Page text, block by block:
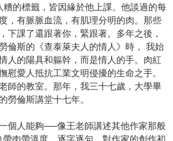
糟的標籤，皆因緣於他上課。他談過的每
，有脈脈血流，有肌理分明的肉。那些
下課了還跟著你，緊跟著。多年之後，
倫斯的《查泰萊夫人的情人》時， 我始
人的陽具和軀幹，而是情人的手。肉紅
慰愛人抵抗工業文明侵擾的生命之手。
師的教室。那年，我三十七歲，大學畢
勞倫斯講堂十七年。
個人能夠──像王老師講述其他作家那般
肉帶溫度，逐字逐句，對作家的創作初